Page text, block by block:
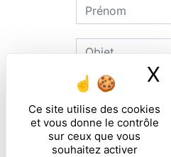
Ce site utilise des cookies
et vous donne le contrôle
sur ceux que vous
souhaitez activer
X